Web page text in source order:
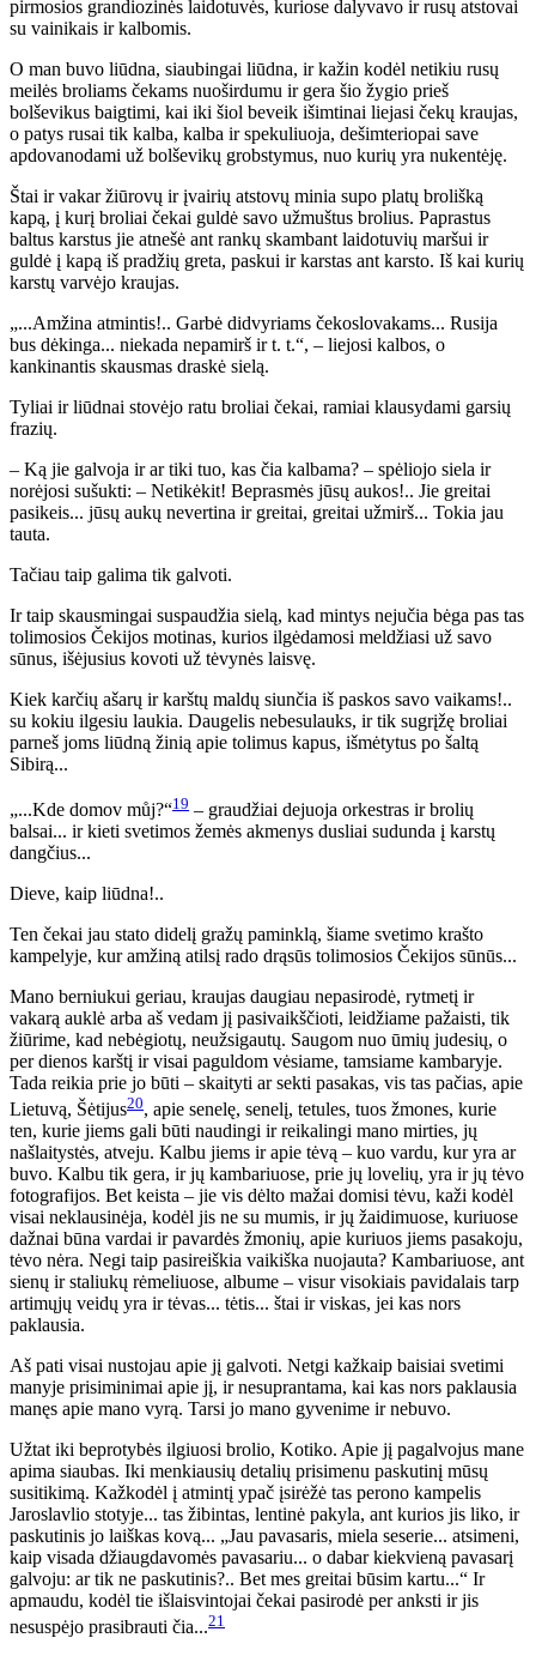
pirmosios grandiozinės laidotuvės, kuriose dalyvavo ir rusų atstovai
su vainikais ir kalbomis.
O man buvo liūdna, siaubingai liūdna, ir kažin kodėl netikiu rusų
meilės broliams čekams nuoširdumu ir gera šio žygio prieš
bolševikus baigtimi, kai iki šiol beveik išimtinai liejasi čekų kraujas,
o patys rusai tik kalba, kalba ir spekuliuoja, dešimteriopai save
apdovanodami už bolševikų grobstymus, nuo kurių yra nukentėję.
Štai ir vakar žiūrovų ir įvairių atstovų minia supo platų brolišką
kapą, į kurį broliai čekai guldė savo užmuštus brolius. Paprastus
baltus karstus jie atnešė ant rankų skambant laidotuvių maršui ir
guldė į kapą iš pradžių greta, paskui ir karstas ant karsto. Iš kai kurių
karstų varvėjo kraujas.
„...Amžina atmintis!.. Garbė didvyriams čekoslovakams... Rusija
bus dėkinga... niekada nepamirš ir t. t.“, – liejosi kalbos, o
kankinantis skausmas draskė sielą.
Tyliai ir liūdnai stovėjo ratu broliai čekai, ramiai klausydami garsių
frazių.
– Ką jie galvoja ir ar tiki tuo, kas čia kalbama? – spėliojo siela ir
norėjosi sušukti: – Netikėkit! Beprasmės jūsų aukos!.. Jie greitai
pasikeis... jūsų aukų nevertina ir greitai, greitai užmirš... Tokia jau
tauta.
Tačiau taip galima tik galvoti.
Ir taip skausmingai suspaudžia sielą, kad mintys nejučia bėga pas tas
tolimosios Čekijos motinas, kurios ilgėdamosi meldžiasi už savo
sūnus, išėjusius kovoti už tėvynės laisvę.
Kiek karčių ašarų ir karštų maldų siunčia iš paskos savo vaikams!..
su kokiu ilgesiu laukia. Daugelis nebesulauks, ir tik sugrįžę broliai
parneš joms liūdną žinią apie tolimus kapus, išmėtytus po šaltą
Sibirą...
„...Kde domov můj?“19 – graudžiai dejuoja orkestras ir brolių
balsai... ir kieti svetimos žemės akmenys dusliai sudunda į karstų
dangčius...
Dieve, kaip liūdna!..
Ten čekai jau stato didelį gražų paminklą, šiame svetimo krašto
kampelyje, kur amžiną atilsį rado drąsūs tolimosios Čekijos sūnūs...
Mano berniukui geriau, kraujas daugiau nepasirodė, rytmetį ir
vakarą auklė arba aš vedam jį pasivaikščioti, leidžiame pažaisti, tik
žiūrime, kad nebėgiotų, neužsigautų. Saugom nuo ūmių judesių, o
per dienos karštį ir visai paguldom vėsiame, tamsiame kambaryje.
Tada reikia prie jo būti – skaityti ar sekti pasakas, vis tas pačias, apie
Lietuvą, Šėtijus20, apie senelę, senelį, tetules, tuos žmones, kurie
ten, kurie jiems gali būti naudingi ir reikalingi mano mirties, jų
našlaitystės, atveju. Kalbu jiems ir apie tėvą – kuo vardu, kur yra ar
buvo. Kalbu tik gera, ir jų kambariuose, prie jų lovelių, yra ir jų tėvo
fotografijos. Bet keista – jie vis dėlto mažai domisi tėvu, kaži kodėl
visai neklausinėja, kodėl jis ne su mumis, ir jų žaidimuose, kuriuose
dažnai būna vardai ir pavardės žmonių, apie kuriuos jiems pasakoju,
tėvo nėra. Negi taip pasireiškia vaikiška nuojauta? Kambariuose, ant
sienų ir staliukų rėmeliuose, albume – visur visokiais pavidalais tarp
artimųjų veidų yra ir tėvas... tėtis... štai ir viskas, jei kas nors
paklausia.
Aš pati visai nustojau apie jį galvoti. Netgi kažkaip baisiai svetimi
manyje prisiminimai apie jį, ir nesuprantama, kai kas nors paklausia
manęs apie mano vyrą. Tarsi jo mano gyvenime ir nebuvo.
Užtat iki beprotybės ilgiuosi brolio, Kotiko. Apie jį pagalvojus mane
apima siaubas. Iki menkiausių detalių prisimenu paskutinį mūsų
susitikimą. Kažkodėl į atmintį ypač įsirėžė tas perono kampelis
Jaroslavlio stotyje... tas žibintas, lentinė pakyla, ant kurios jis liko, ir
paskutinis jo laiškas kovą... „Jau pavasaris, miela seserie... atsimeni,
kaip visada džiaugdavomės pavasariu... o dabar kiekvieną pavasarį
galvoju: ar tik ne paskutinis?.. Bet mes greitai būsim kartu...“ Ir
apmaudu, kodėl tie išlaisvintojai čekai pasirodė per anksti ir jis
nesuspėjo prasibrauti čia...21